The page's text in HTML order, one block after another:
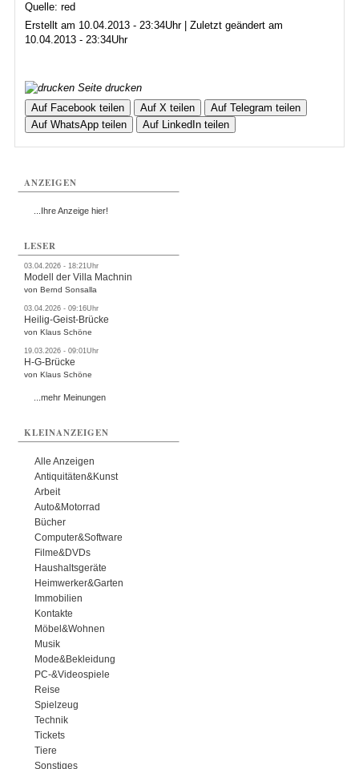
Quelle: red
Erstellt am 10.04.2013 - 23:34Uhr | Zuletzt geändert am
10.04.2013 - 23:34Uhr
Seite drucken
Auf Facebook teilen
Auf X teilen
Auf Telegram teilen
Auf WhatsApp teilen
Auf LinkedIn teilen
ANZEIGEN
...Ihre Anzeige hier!
LESER
03.04.2026 - 18:21Uhr
Modell der Villa Machnin
von Bernd Sonsalla
03.04.2026 - 09:16Uhr
Heilig-Geist-Brücke
von Klaus Schöne
19.03.2026 - 09:01Uhr
H-G-Brücke
von Klaus Schöne
...mehr Meinungen
KLEINANZEIGEN
Alle Anzeigen
Antiquitäten&Kunst
Arbeit
Auto&Motorrad
Bücher
Computer&Software
Filme&DVDs
Haushaltsgeräte
Heimwerker&Garten
Immobilien
Kontakte
Möbel&Wohnen
Musik
Mode&Bekleidung
PC-&Videospiele
Reise
Spielzeug
Technik
Tickets
Tiere
Sonstiges